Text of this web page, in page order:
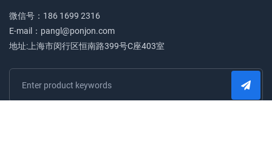
微信号：186 1699 2316
E-mail：pangl@ponjon.com
地址:上海市闵行区恒南路399号C座403室